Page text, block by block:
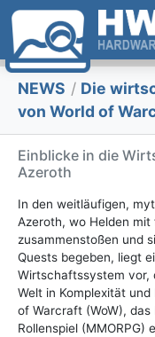
NEWS / Die
von World of
Einblicke in die
Azeroth
In den weitläufigen,
Azeroth, wo Helden mit
zusammenstoßen und
Quests begeben, liegt
Wirtschaftssystem vor,
Welt in Komplexität
of Warcraft (WoW),
Rollenspiel